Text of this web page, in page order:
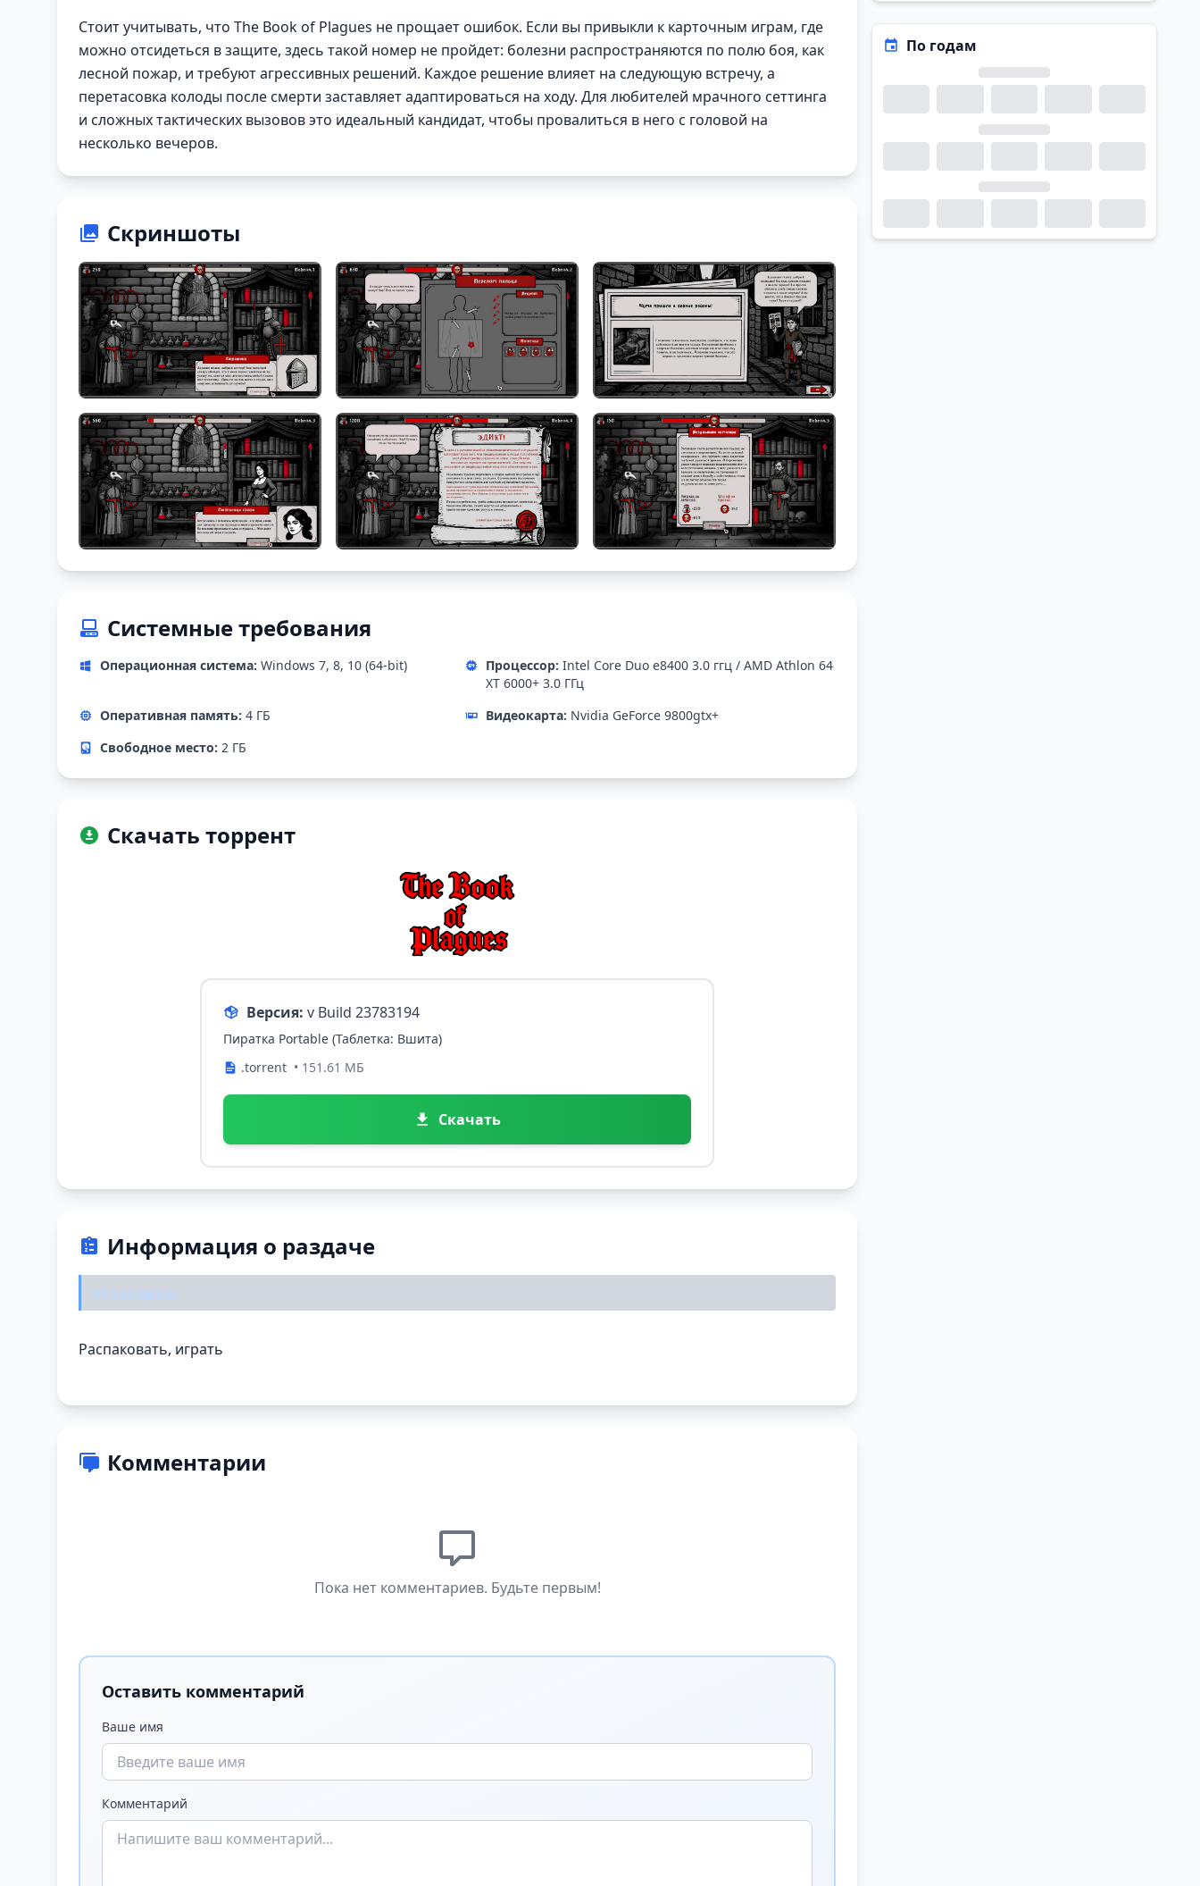
Стоит учитывать, что The Book of Plagues не прощает ошибок. Если вы привыкли к карточным играм, где
можно отсидеться в защите, здесь такой номер не пройдет: болезни распространяются по полю боя, как
лесной пожар, и требуют агрессивных решений. Каждое решение влияет на следующую встречу, а
перетасовка колоды после смерти заставляет адаптироваться на ходу. Для любителей мрачного сеттинга
и сложных тактических вызовов это идеальный кандидат, чтобы провалиться в него с головой на
несколько вечеров.
Скриншоты
Системные требования
Операционная система: Windows 7, 8, 10 (64-bit) Процессор: Intel Core Duo e8400 3.0 ггц / AMD Athlon 64
XT 6000+ 3.0 ГГц
Оперативная память: 4 ГБ Видеокарта: Nvidia GeForce 9800gtx+
Свободное место: 2 ГБ
Скачать торрент
Версия: v Build 23783194
Пиратка Portable (Таблетка: Вшита)
.torrent • 151.61 МБ
Скачать
Информация о раздаче
Установка:
Распаковать, играть
Комментарии
Пока нет комментариев. Будьте первым!
Оставить комментарий
Ваше имя
Комментарий
По годам